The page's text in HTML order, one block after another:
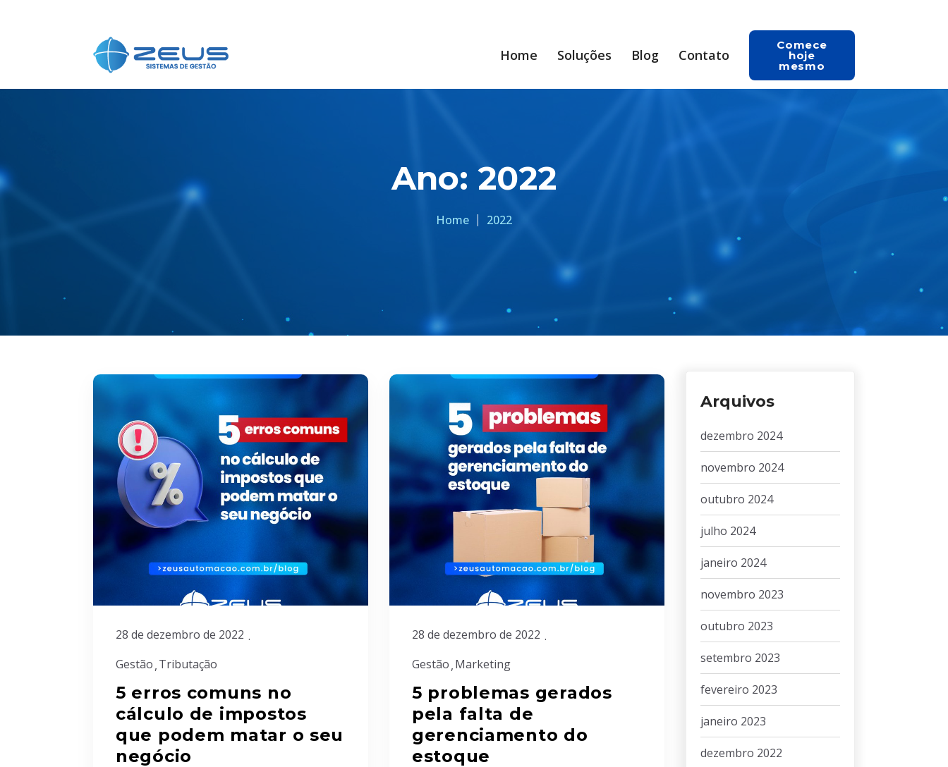
Home Soluções Blog Contato
Comece
hoje
mesmo
Ano: 2022
Home 2022
28 de dezembro de 2022
Gestão Tributação
5 erros comuns no
cálculo de impostos
que podem matar o seu
negócio
28 de dezembro de 2022
Gestão Marketing
5 problemas gerados
pela falta de
gerenciamento do
estoque
Arquivos
dezembro 2024
novembro 2024
outubro 2024
julho 2024
janeiro 2024
novembro 2023
outubro 2023
setembro 2023
fevereiro 2023
janeiro 2023
dezembro 2022